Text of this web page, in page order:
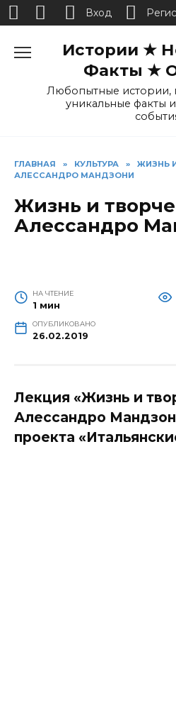
Истории ★
Факты ★
Любопытные истории,
уникальные факты
ГЛАВНАЯ » КУЛЬТУРА »
ЖИЗНЬ
АЛЕССАНДРО МАНДЗОНИ
Жизнь и
Алессандро
НА ЧТЕНИЕ
1 мин
ОПУБЛИКОВАНО
26.02.2019
Лекция «Жизнь и
Алессандро
проекта
Вход